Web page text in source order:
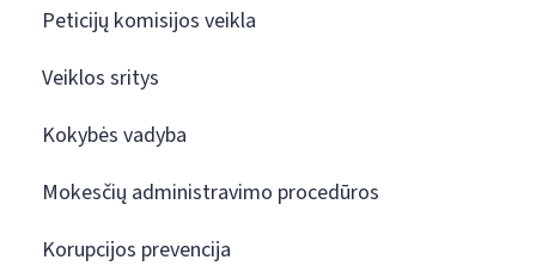
Peticijų komisijos veikla
Veiklos sritys
Kokybės vadyba
Mokesčių administravimo procedūros
Korupcijos prevencija